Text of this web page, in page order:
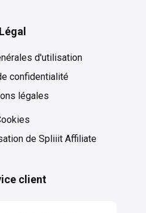
Légal
d'utilisation
confidentialité
légales
de Spliiit Affiliate
client